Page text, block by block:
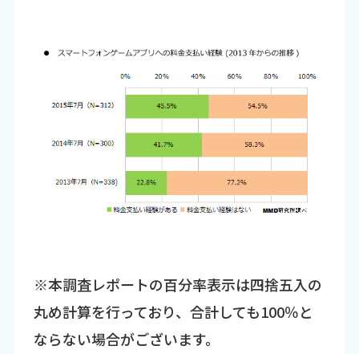
※本調査レポートの百分率表示は四捨五入の
丸め計算を行っており、合計しても100％と
ならない場合がございます。